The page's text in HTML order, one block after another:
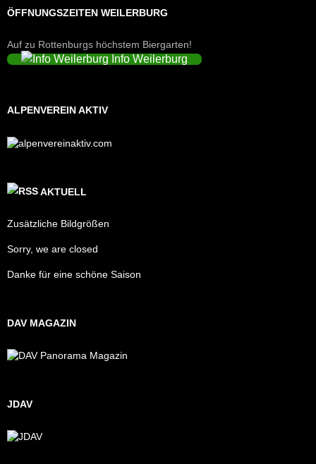
ÖFFNUNGSZEITEN WEILERBURG
Auf zu Rottenburgs höchstem Biergarten!
Info Weilerburg
ALPENVEREIN AKTIV
AKTUELL
Zusätzliche Bildgrößen
Sorry, we are closed
Danke für eine schöne Saison
DAV MAGAZIN
JDAV